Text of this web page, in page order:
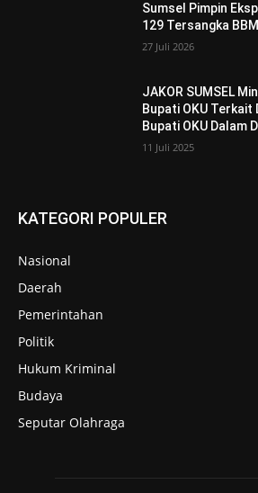
Sumsel Pimpin
129 Tersangka
27 Juli 2026
JAKOR SUMSEL
Bupati OKU
Bupati OKU Dalam
11 Juli 2025
KATEGORI POPULER
Nasional
Daerah
Pemerintahan
Politik
Hukum Kriminal
Budaya
Seputar Olahraga